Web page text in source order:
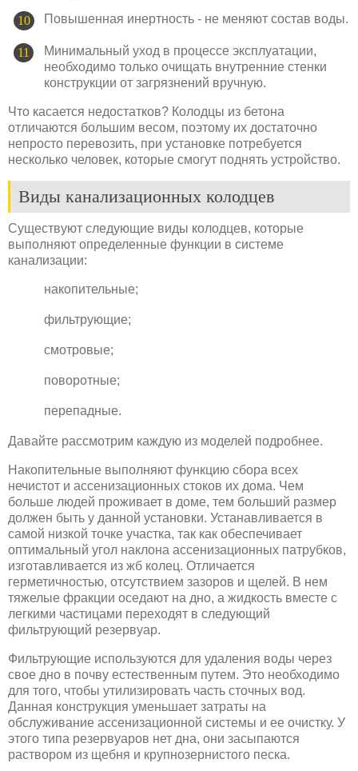
Повышенная инертность - не меняют состав воды.
Минимальный уход в процессе эксплуатации,
необходимо только очищать внутренние стенки
конструкции от загрязнений вручную.
Что касается недостатков? Колодцы из бетона
отличаются большим весом, поэтому их достаточно
непросто перевозить, при установке потребуется
несколько человек, которые смогут поднять устройство.
Виды канализационных колодцев
Существуют следующие виды колодцев, которые
выполняют определенные функции в системе
канализации:
накопительные;
фильтрующие;
смотровые;
поворотные;
перепадные.
Давайте рассмотрим каждую из моделей подробнее.
Накопительные выполняют функцию сбора всех
нечистот и ассенизационных стоков их дома. Чем
больше людей проживает в доме, тем больший размер
должен быть у данной установки. Устанавливается в
самой низкой точке участка, так как обеспечивает
оптимальный угол наклона ассенизационных патрубков,
изготавливается из жб колец. Отличается
герметичностью, отсутствием зазоров и щелей. В нем
тяжелые фракции оседают на дно, а жидкость вместе с
легкими частицами переходят в следующий
фильтрующий резервуар.
Фильтрующие используются для удаления воды через
свое дно в почву естественным путем. Это необходимо
для того, чтобы утилизировать часть сточных вод.
Данная конструкция уменьшает затраты на
обслуживание ассенизационной системы и ее очистку. У
этого типа резервуаров нет дна, они засыпаются
раствором из щебня и крупнозернистого песка.